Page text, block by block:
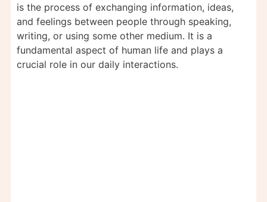
is the process of exchanging information, ideas,
and feelings between people through speaking,
writing, or using some other medium. It is a
fundamental aspect of human life and plays a
crucial role in our daily interactions.